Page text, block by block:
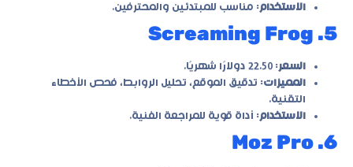
الاستخدام: مناسب للمبتدئين والمحترفين.
5. Screaming Frog
السعر: 22.50 دولارًا شهريًا.
المميزات: تدقيق الموقع، تحليل الروابط، فحص الأخطاء
التقنية.
الاستخدام: أداة قوية للمراجعة الفنية.
6. Moz Pro